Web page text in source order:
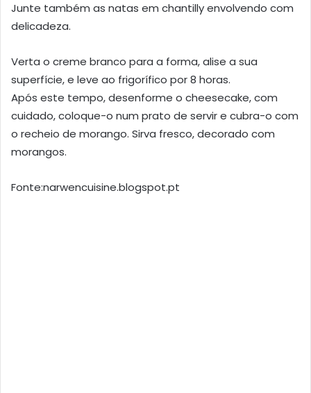
Junte também as natas em chantilly envolvendo com
delicadeza.
Verta o creme branco para a forma, alise a sua
superfície, e leve ao frigorífico por 8 horas.
Após este tempo, desenforme o cheesecake, com
cuidado, coloque-o num prato de servir e cubra-o com
o recheio de morango. Sirva fresco, decorado com
morangos.
Fonte:narwencuisine.blogspot.pt